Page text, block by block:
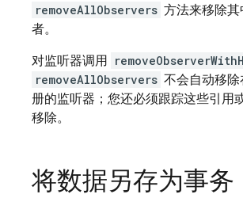
removeAllObservers 方法来移除
者。
对监听器调用
removeAllObservers 不会自动移
册的监听器；您还必须跟踪这些引用
移除。
将数据另存为事务